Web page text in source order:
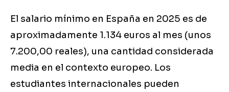
El salario mínimo en España en 2025 es de
aproximadamente 1.134 euros al mes (unos
7.200,00 reales), una cantidad considerada
media en el contexto europeo. Los
estudiantes internacionales pueden